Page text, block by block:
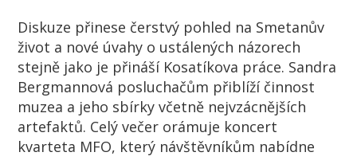
Diskuze přinese čerstvý pohled na Smetanův
život a nové úvahy o ustálených názorech
stejně jako je přináší Kosatíkova práce. Sandra
Bergmannová posluchačům přiblíží činnost
muzea a jeho sbírky včetně nejvzácnějších
artefaktů. Celý večer orámuje koncert
kvarteta MFO, který návštěvníkům nabídne